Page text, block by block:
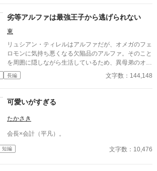
劣等アルファは最強王子から逃げられない
東
リュシアン・ティレルはアルファだが、オメガのフェ
ロモンに気持ち悪くなる欠陥品のアルファ。そのこと
を周囲に隠しながら生活しているため、異母弟のオメ
ガであるライモントに手ひどい態度をとってしまい、
世間からの評判は悪い。 ある日、気分の悪さに逃げ
です。
長編 文字数：144,148
可愛いがすぎる
たかさき
会長×会計（平凡）。
短編 文字数：10,476